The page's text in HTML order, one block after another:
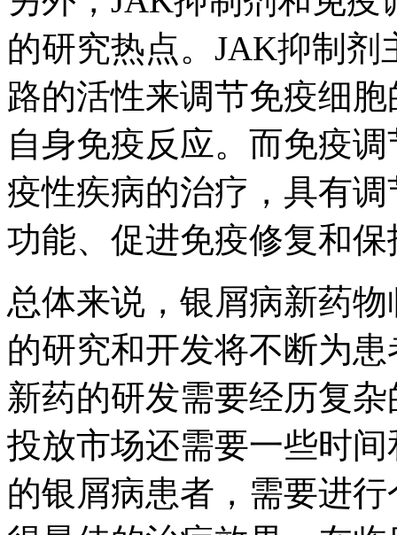
的研究热点。JAK抑制剂
路的活性来调节免疫细
自身免疫反应。而免疫
疫性疾病的治疗，具有调
功能、促进免疫修复和
总体来说，银屑病新药
的研究和开发将不断为
新药的研发需要经历复
投放市场还需要一些时
的银屑病患者，需要进